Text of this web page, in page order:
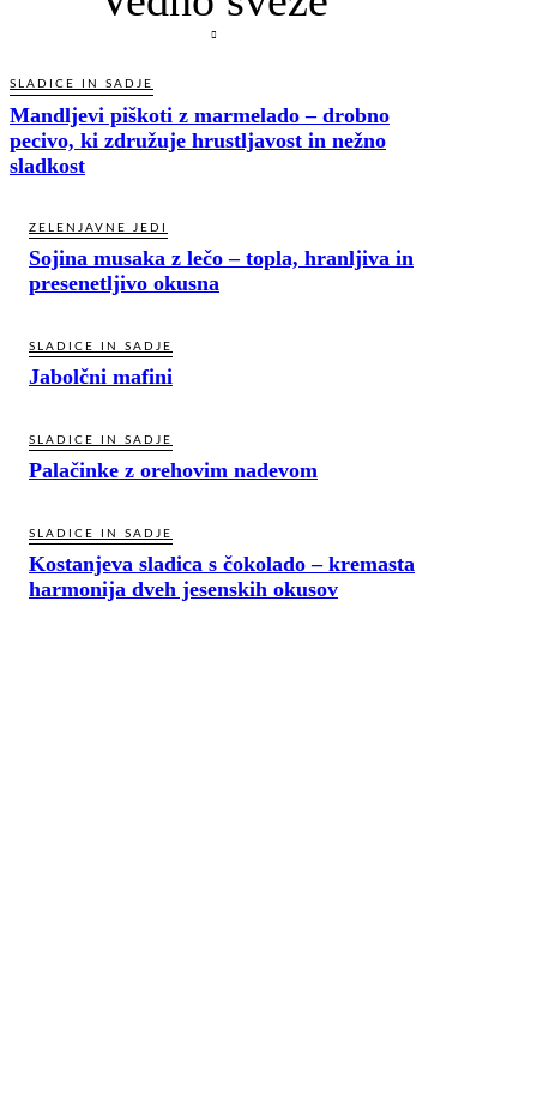
SLADICE IN SADJE
Mandljevi piškoti z marmelado – drobno
pecivo, ki združuje hrustljavost in nežno
sladkost
ZELENJAVNE JEDI
Sojina musaka z lečo – topla, hranljiva in
presenetljivo okusna
SLADICE IN SADJE
Jabolčni mafini
SLADICE IN SADJE
Palačinke z orehovim nadevom
SLADICE IN SADJE
Kostanjeva sladica s čokolado – kremasta
harmonija dveh jesenskih okusov